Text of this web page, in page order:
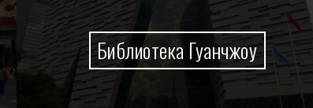
Библиотека Гуанчжоу